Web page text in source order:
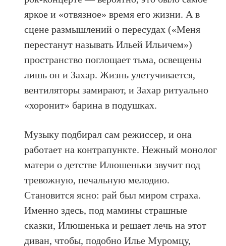
яркое и «отвязное» время его жизни. А в
сцене размышлений о пересудах («Меня
перестанут называть Ильей Ильичем»)
пространство поглощает тьма, освещены
лишь он и Захар. Жизнь улетучивается,
вентиляторы замирают, и Захар ритуально
«хоронит» барина в подушках.
Музыку подбирал сам режиссер, и она
работает на контрапункте. Нежный монолог
матери о детстве Илюшеньки звучит под
тревожную, печальную мелодию.
Становится ясно: рай был миром страха.
Именно здесь, под мамины страшные
сказки, Илюшенька и решает лечь на этот
диван, чтобы, подобно Илье Муромцу,